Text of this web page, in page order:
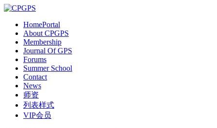
HomePortal
About CPGPS
Membership
Journal Of GPS
Forums
Summer School
Contact
News
师资
列表样式
VIP会员